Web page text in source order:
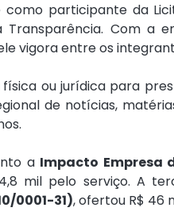
participante da
Com a
vigora entre os
ou jurídica para
de notícias,
a Impacto Empresa
0001-31), ofertou R$ 46